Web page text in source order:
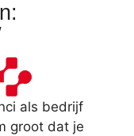
als bedrijf
groot dat je